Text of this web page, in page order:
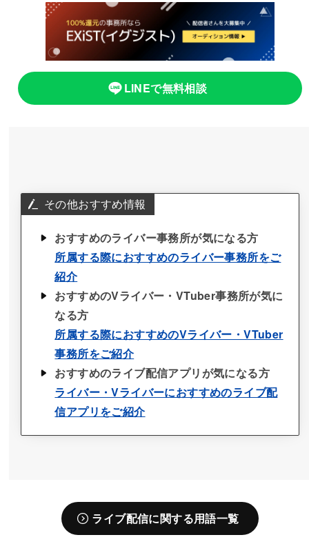
LINEで無料相談
その他おすすめ情報
おすすめのライバー事務所が気になる方
所属する際におすすめのライバー事務所をご
紹介
おすすめのVライバー・VTuber事務所が気に
なる方
所属する際におすすめのVライバー・VTuber
事務所をご紹介
おすすめのライブ配信アプリが気になる方
ライバー・Vライバーにおすすめのライブ配
信アプリをご紹介
ライブ配信に関する用語一覧